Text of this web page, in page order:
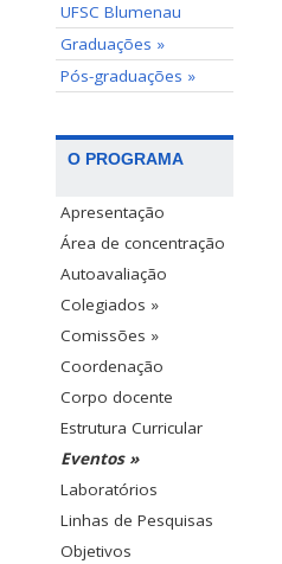
UFSC Blumenau
Graduações »
Pós-graduações »
O PROGRAMA
Apresentação
Área de concentração
Autoavaliação
Colegiados »
Comissões »
Coordenação
Corpo docente
Estrutura Curricular
Eventos »
Laboratórios
Linhas de Pesquisas
Objetivos